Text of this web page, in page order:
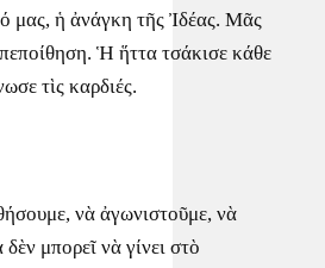
μας, ἡ ἀνάγκη τῆς Ἰδέας. Μᾶς
Ἡ ἥττα τσάκισε κάθε
τὶς καρδιές.
νὰ ἀγωνιστοῦμε, νὰ
μπορεῖ νὰ γίνει στὸ